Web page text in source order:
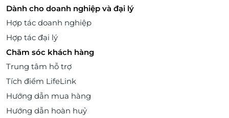
Dành cho doanh nghiệp và đại lý
Hợp tác doanh nghiệp
Hợp tác đại lý
Chăm sóc khách hàng
Trung tâm hỗ trợ
Tích điểm LifeLink
Hướng dẫn mua hàng
Hướng dẫn hoàn huỷ